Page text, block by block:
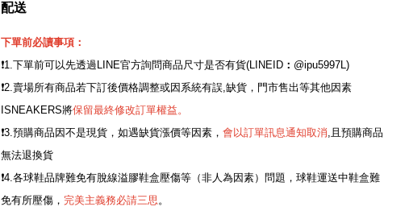
配送
下單前必讀事項：
❗️1.下單前可以先透過LINE官方詢問商品尺寸是否有貨(LINEID ： @ipu5997L)
❗️2.賣場所有商品若下訂後價格調整或因系統有誤,缺貨，門市售出等其他因素
ISNEAKERS將保留最終修改訂單權益。
❗️3.預購商品因不是現貨，如遇缺貨漲價等因素， 會以訂單訊息通知取消,且預購商品
無法退換貨
❗️4.各球鞋品牌難免有脫線溢膠鞋盒壓傷等（非人為因素）問題，球鞋運送中鞋盒難
免有所壓傷， 完美主義務必請三思。